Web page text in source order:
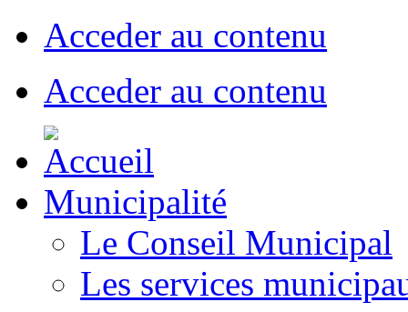
Acceder au contenu
Acceder au contenu
Municipalité
Le Conseil Municipal
Les services